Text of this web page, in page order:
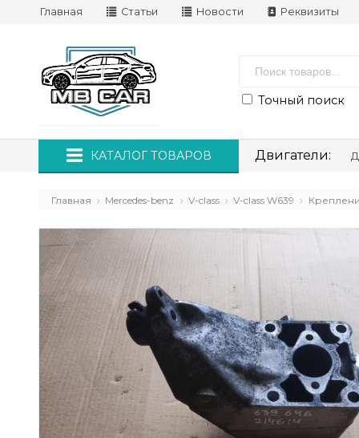
Главная Статьи Новости Реквизиты
Точный поиск
КАТАЛОГ ТОВАРОВ Двигатели:
Главная Mercedes-benz V-class V-class W639